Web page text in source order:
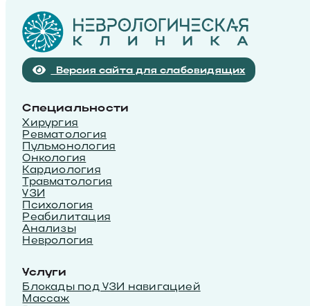
Версия сайта для слабовидящих
Специальности
Хирургия
Ревматология
Пульмонология
Онкология
Кардиология
Травматология
УЗИ
Психология
Реабилитация
Анализы
Неврология
Услуги
Блокады под УЗИ навигацией
Массаж